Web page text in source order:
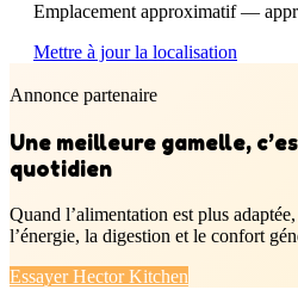
Emplacement approximatif —
Mettre à jour la localisation
Annonce partenaire
Une meilleure gamelle,
quotidien
Quand l’alimentation est plus
l’énergie, la digestion et le confort
Essayer Hector Kitchen